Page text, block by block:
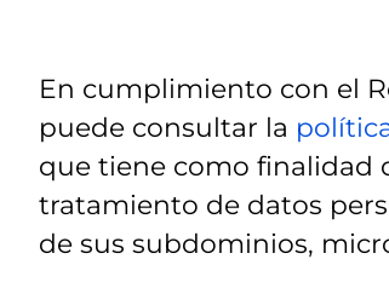
En cumplimiento con el
puede consultar la
que tiene como finalidad
tratamiento de datos
de sus subdominios,